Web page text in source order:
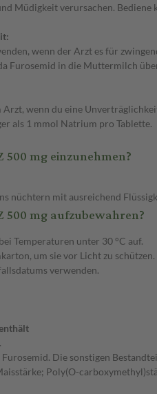
Müdigkeit verursachen.
wenn der Arzt es für
Furosemid in die Muttermilch
Arzt, wenn du eine
als 1 mmol Natrium pro Tablette.
mg einzunehmen?
nüchtern mit ausreichend
500 mg aufzubewahren?
Temperaturen unter 30 °C auf.
um sie vor Licht zu schützen.
verwenden.
Die sonstigen
Poly(O-